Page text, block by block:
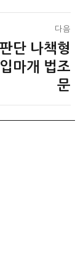
다음
단 나책형
마개 법조
문